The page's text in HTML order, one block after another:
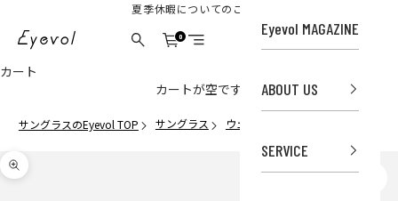
夏季休暇についてのご案内
Eyevol Online Store検索 カート
0
メニュー
Eyevol MAGAZINE
ABOUT US
SERVICE
カート
カートが空です
サングラスのEyevol TOP サングラス ウェリントン
ズームイン